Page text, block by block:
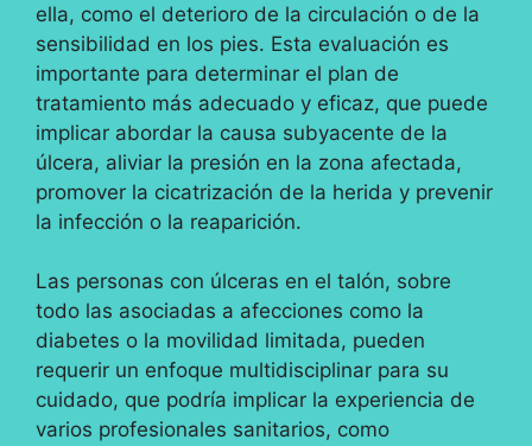
ella, como el deterioro de la circulación o de la
sensibilidad en los pies. Esta evaluación es
importante para determinar el plan de
tratamiento más adecuado y eficaz, que puede
implicar abordar la causa subyacente de la
úlcera, aliviar la presión en la zona afectada,
promover la cicatrización de la herida y prevenir
la infección o la reaparición.
Las personas con úlceras en el talón, sobre
todo las asociadas a afecciones como la
diabetes o la movilidad limitada, pueden
requerir un enfoque multidisciplinar para su
cuidado, que podría implicar la experiencia de
varios profesionales sanitarios, como